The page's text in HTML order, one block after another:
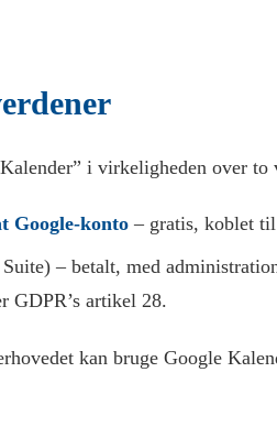
i virkeligheden over
Google-konto – gratis, koblet til
– betalt, med
GDPR’s artikel 28.
kan bruge Google